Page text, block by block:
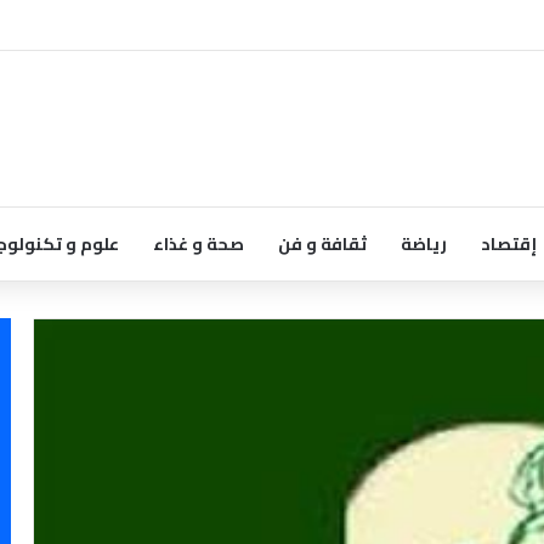
إقتصاد رياضة ثقافة و فن صحة و غذاء علوم و